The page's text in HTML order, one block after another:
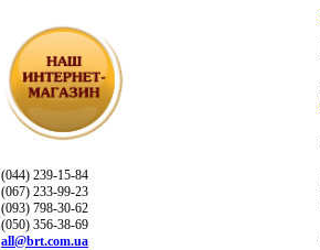
(044) 239-15-84
(067) 233-99-23
(093) 798-30-62
(050) 356-38-69
all@brt.com.ua